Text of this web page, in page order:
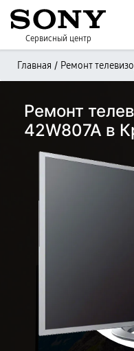
Сервисный центр
Главная / Ремонт
Ремонт
42W807A в